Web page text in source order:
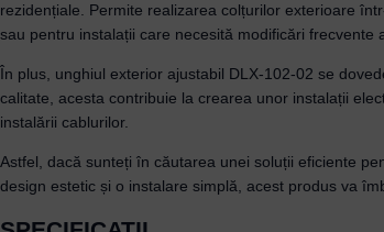
rezidențiale. Permite realizarea colțurilor exterioare
sau pentru instalații care necesită modificări frecvente
În plus, unghiul exterior ajustabil DLX-102-02 se
calitate, acesta contribuie la crearea unor instalații
instalării cablurilor.
Astfel, dacă sunteți în căutarea unei soluții eficiente
design estetic și o instalare simplă, acest produs va